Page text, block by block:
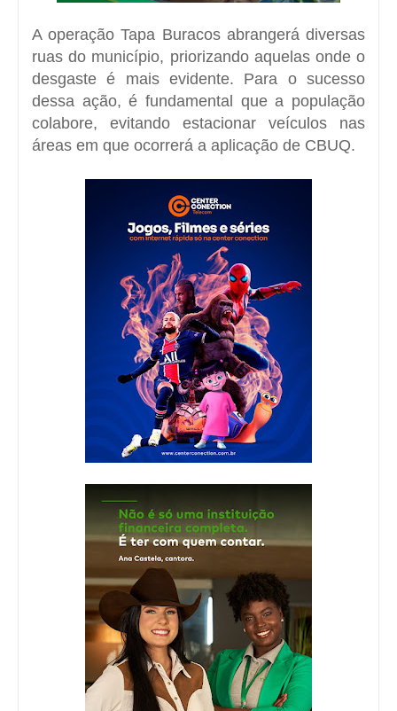
A operação Tapa Buracos abrangerá diversas
ruas do município, priorizando aquelas onde o
desgaste é mais evidente. Para o sucesso
dessa ação, é fundamental que a população
colabore, evitando estacionar veículos nas
áreas em que ocorrerá a aplicação de CBUQ.